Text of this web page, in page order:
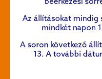
Az állításokat mindig
mindkét napon
A soron következő
13. A további